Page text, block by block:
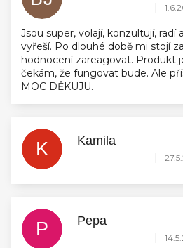
Hodnocení obchodu
|
Jsou super, volají, konzultují, radí
vyřeší. Po dlouhé době mi stojí
hodnocení zareagovat. Produkt
čekám, že fungovat bude. Ale
MOC DĚKUJU.
K Kamila
Hodnocení obchodu
|
P Pepa
Hodnocení obchodu
|